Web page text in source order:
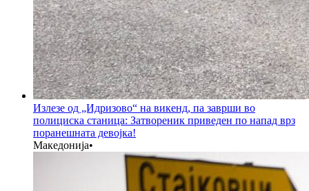
Излезе од „Идризово“ на викенд, па заврши во
полициска станица: Затвореник приведен по напад врз
поранешната девојка!
Македонија•